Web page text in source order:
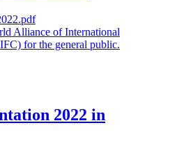
Alliance of International
for the general public.
2022 in